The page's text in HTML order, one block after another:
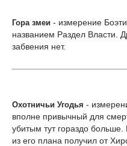
Гора змеи - измерение
названием Раздел Власти.
забвения нет.
Охотничьи Угодья -
вполне привычный для
убитым тут гораздо
из его плана получил от